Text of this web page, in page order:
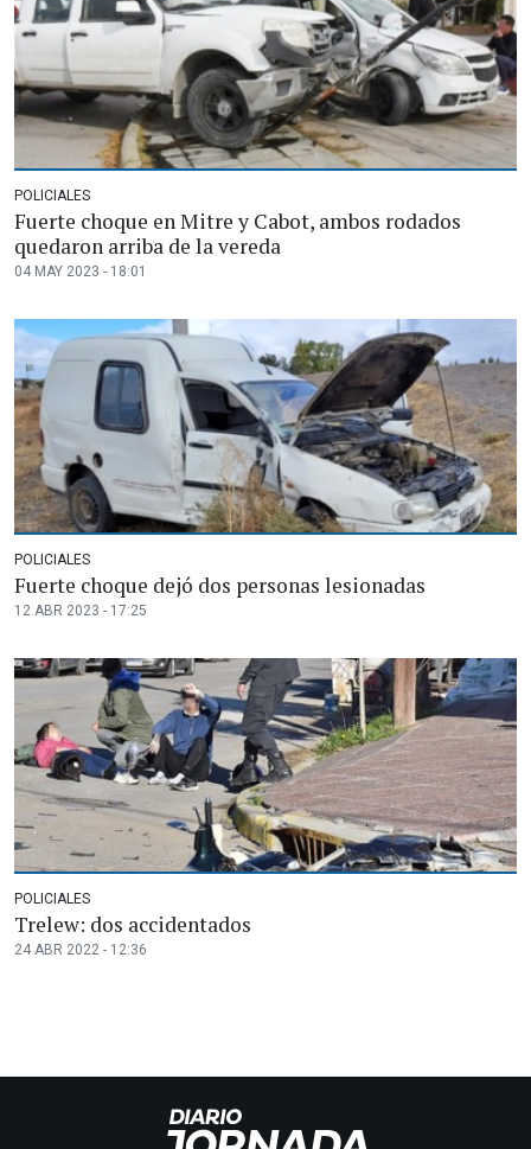
POLICIALES
Fuerte choque en Mitre y Cabot, ambos rodados
quedaron arriba de la vereda
04 MAY 2023 - 18:01
POLICIALES
Fuerte choque dejó dos personas lesionadas
12 ABR 2023 - 17:25
POLICIALES
Trelew: dos accidentados
24 ABR 2022 - 12:36